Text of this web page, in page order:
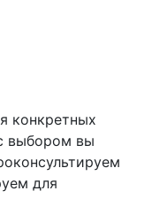
конкретных
выбором вы
для